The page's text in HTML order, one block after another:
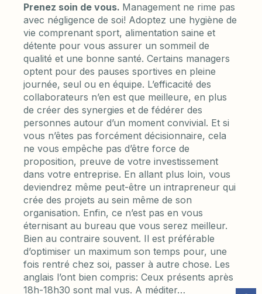
Prenez soin de vous. Management ne rime pas
avec négligence de soi! Adoptez une hygiène de
vie comprenant sport, alimentation saine et
détente pour vous assurer un sommeil de
qualité et une bonne santé. Certains managers
optent pour des pauses sportives en pleine
journée, seul ou en équipe. L’efficacité des
collaborateurs n’en est que meilleure, en plus
de créer des synergies et de fédérer des
personnes autour d’un moment convivial. Et si
vous n’êtes pas forcément décisionnaire, cela
ne vous empêche pas d’être force de
proposition, preuve de votre investissement
dans votre entreprise. En allant plus loin, vous
deviendrez même peut-être un intrapreneur qui
crée des projets au sein même de son
organisation. Enfin, ce n’est pas en vous
éternisant au bureau que vous serez meilleur.
Bien au contraire souvent. Il est préférable
d’optimiser un maximum son temps pour, une
fois rentré chez soi, passer à autre chose. Les
anglais l’ont bien compris: Ceux présents après
18h-18h30 sont mal vus. A méditer…